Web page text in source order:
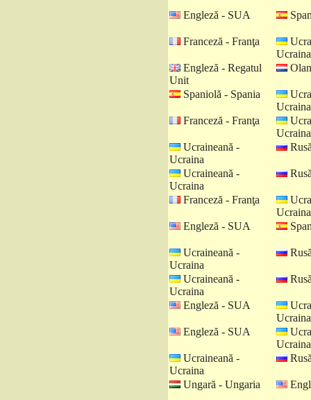
Engleză - SUA
Franceză - Franţa
Ucraina
Engleză - Regatul
Unit
Spaniolă - Spania
Ucraina
Franceză - Franţa
Ucraina
Ucraineană -
Ucraina
Ucraineană -
Ucraina
Franceză - Franţa
Ucraina
Engleză - SUA
Ucraineană -
Ucraina
Ucraineană -
Ucraina
Engleză - SUA
Ucraina
Engleză - SUA
Ucraina
Ucraineană -
Ucraina
Ungară - Ungaria